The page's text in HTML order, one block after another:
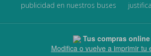
publicidad en nuestros buses
Tus compras online
Modifica o vuelve a imprimir tu